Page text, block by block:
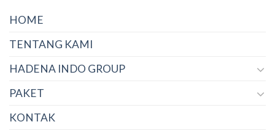
HOME
TENTANG KAMI
HADENA INDO GROUP
PAKET
KONTAK